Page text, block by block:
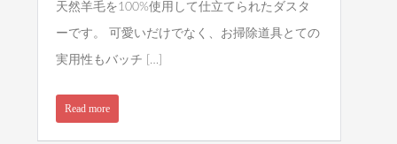
天然羊毛を100%使用して仕立てられたダスタ
ーです。 可愛いだけでなく、お掃除道具とての
実用性もバッチ […]
Read more